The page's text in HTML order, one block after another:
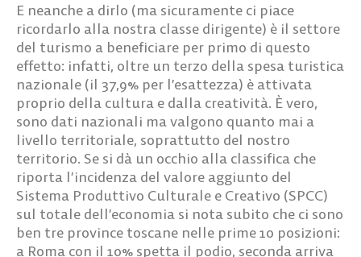
E neanche a dirlo (ma sicuramente ci piace
ricordarlo alla nostra classe dirigente) è il settore
del turismo a beneficiare per primo di questo
effetto: infatti, oltre un terzo della spesa turistica
nazionale (il 37,9% per l’esattezza) è attivata
proprio della cultura e dalla creatività. È vero,
sono dati nazionali ma valgono quanto mai a
livello territoriale, soprattutto del nostro
territorio. Se si dà un occhio alla classifica che
riporta l’incidenza del valore aggiunto del
Sistema Produttivo Culturale e Creativo (SPCC)
sul totale dell’economia si nota subito che ci sono
ben tre province toscane nelle prime 10 posizioni:
a Roma con il 10% spetta il podio, seconda arriva